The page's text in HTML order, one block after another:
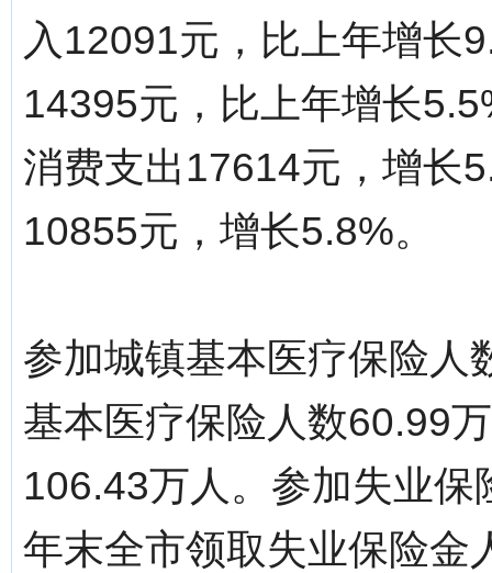
入12091元，比上年增长
14395元，比上年增长
消费支出17614元，增长
10855元，增长5.8%。
参加城镇基本医疗保险人
基本医疗保险人数60.99
106.43万人。参加失业
年末全市领取失业保险金